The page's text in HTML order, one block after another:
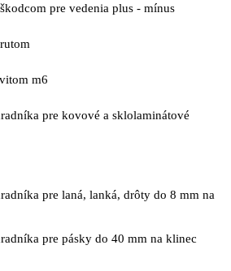
pre vedenia plus - mínus
m6
pre kovové a sklolaminátové
pre laná, lanká, drôty do 8 mm na
pre pásky do 40 mm na klinec